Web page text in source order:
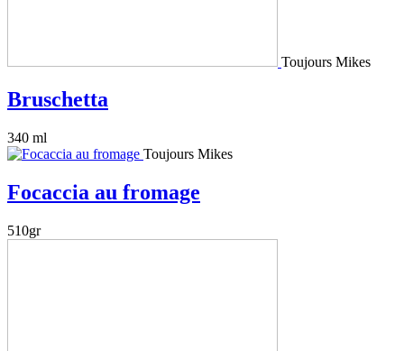
Toujours Mikes
Bruschetta
340 ml
Toujours Mikes
Focaccia au fromage
510gr